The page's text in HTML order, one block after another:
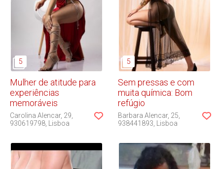
Mulher de atitude para
experiências
memoráveis
Carolina Alencar 29
930619798 Lisboa
Sem pressas e com
muita química: Bom
refúgio
Barbara Alencar 25
938441893 Lisboa